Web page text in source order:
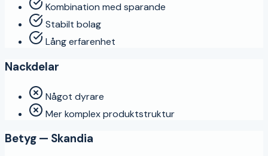
Kombination med sparande
Stabilt bolag
Lång erfarenhet
Nackdelar
Något dyrare
Mer komplex produktstruktur
Betyg — Skandia